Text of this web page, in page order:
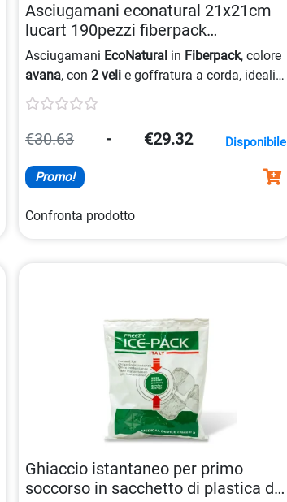
Asciugamani econatural 21x21cm
lucart 190pezzi fiberpack
08005892414883
Asciugamani EcoNatural in Fiberpack, colore
avana, con2 veli e goffratura a corda, ideali
per il
bagno
dimensioni 21×21 cm.
€30.63 - €29.32 Disponibile
Promo!
Confronta prodotto
Ghiaccio istantaneo per primo
soccorso in sacchetto di plastica da